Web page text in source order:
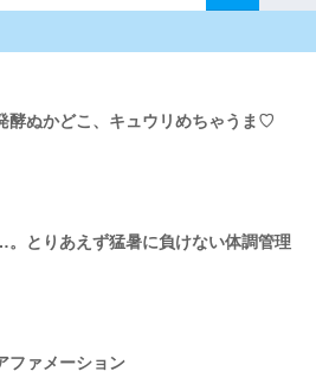
酵ぬかどこ、キュウリめちゃうま♡
とりあえず猛暑に負けない体調管理
ファメーション